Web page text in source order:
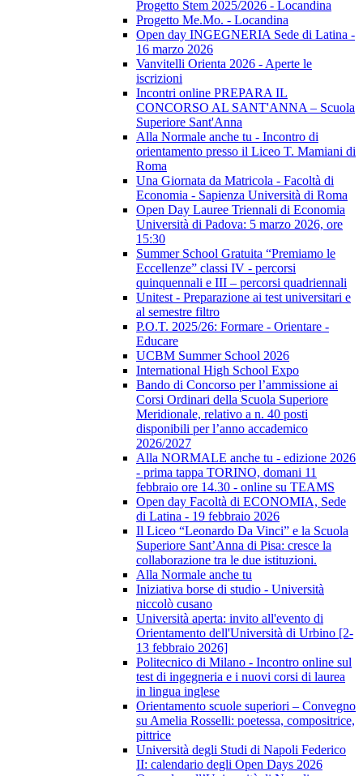
Progetto Stem 2025/2026 - Locandina
Progetto Me.Mo. - Locandina
Open day INGEGNERIA Sede di Latina -
16 marzo 2026
Vanvitelli Orienta 2026 - Aperte le
iscrizioni
Incontri online PREPARA IL
CONCORSO AL SANT'ANNA – Scuola
Superiore Sant'Anna
Alla Normale anche tu - Incontro di
orientamento presso il Liceo T. Mamiani di
Roma
Una Giornata da Matricola - Facoltà di
Economia - Sapienza Università di Roma
Open Day Lauree Triennali di Economia
Università di Padova: 5 marzo 2026, ore
15:30
Summer School Gratuita “Premiamo le
Eccellenze” classi IV - percorsi
quinquennali e III – percorsi quadriennali
Unitest - Preparazione ai test universitari e
al semestre filtro
P.O.T. 2025/26: Formare - Orientare -
Educare
UCBM Summer School 2026
International High School Expo
Bando di Concorso per l’ammissione ai
Corsi Ordinari della Scuola Superiore
Meridionale, relativo a n. 40 posti
disponibili per l’anno accademico
2026/2027
Alla NORMALE anche tu - edizione 2026
- prima tappa TORINO, domani 11
febbraio ore 14.30 - online su TEAMS
Open day Facoltà di ECONOMIA, Sede
di Latina - 19 febbraio 2026
Il Liceo “Leonardo Da Vinci” e la Scuola
Superiore Sant’Anna di Pisa: cresce la
collaborazione tra le due istituzioni.
Alla Normale anche tu
Iniziativa borse di studio - Università
niccolò cusano
Università aperta: invito all'evento di
Orientamento dell'Università di Urbino [2-
13 febbraio 2026]
Politecnico di Milano - Incontro online sul
test di ingegneria e i nuovi corsi di laurea
in lingua inglese
Orientamento scuole superiori – Convegno
su Amelia Rosselli: poetessa, compositrice,
pittrice
Università degli Studi di Napoli Federico
II: calendario degli Open Days 2026